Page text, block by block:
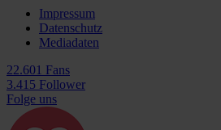
Impressum
Datenschutz
Mediadaten
22.601 Fans
3.415 Follower
Folge uns